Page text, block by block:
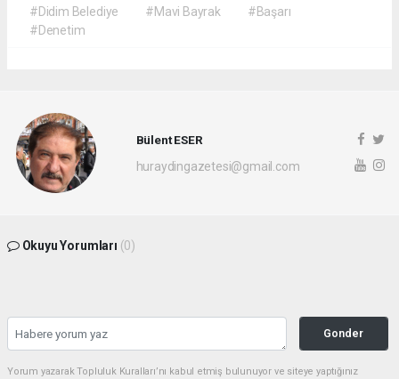
#Didim Belediye #Mavi Bayrak
#Başarı
#Denetim
Bülent ESER
huraydingazetesi@gmail.com
Okuyu Yorumları (0)
Gonder
Yorum yazarak Topluluk Kuralları’nı kabul etmiş bulunuyor ve siteye yaptığınız